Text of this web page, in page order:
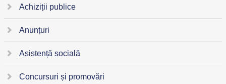
Achiziții publice
Anunțuri
Asistență socială
Concursuri și promovări